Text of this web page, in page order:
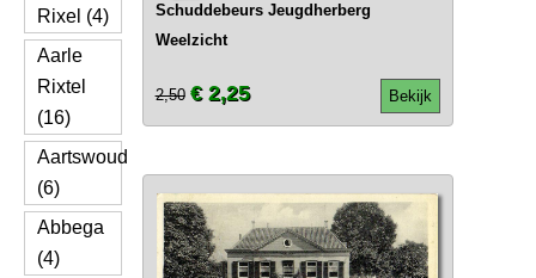
Rixel (4)
Aarle
Rixtel
(16)
Aartswoud
(6)
Abbega
(4)
Schuddebeurs Jeugdherberg
Weelzicht
Bekijk
2,50 € 2,25